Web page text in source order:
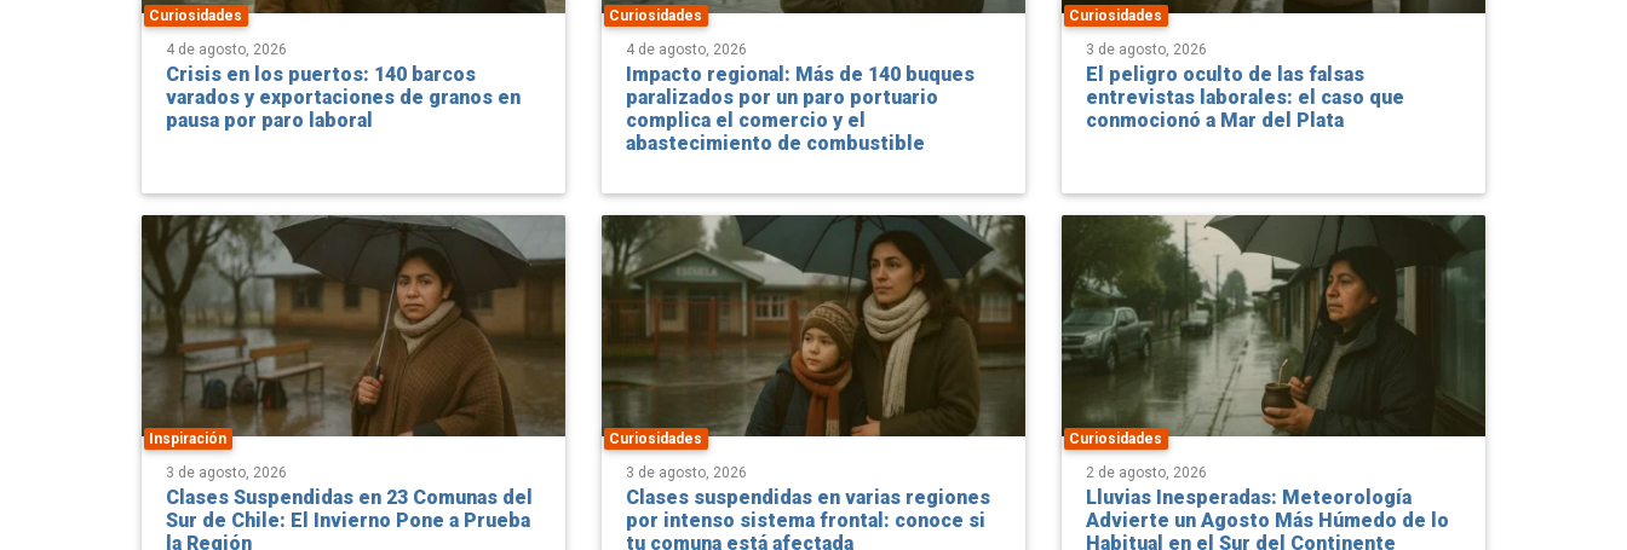
Crisis en los puertos: 140 barcos
varados y exportaciones de granos en
pausa por paro laboral
Impacto regional: Más de 140 buques
paralizados por un paro portuario
complica el comercio y el
abastecimiento de combustible
El peligro oculto de las falsas
entrevistas laborales: el caso que
conmocionó a Mar del Plata
Inspiración
3 de agosto, 2026
Clases Suspendidas en 23 Comunas del
Sur de Chile: El Invierno Pone a Prueba
la Región
Curiosidades
Clases suspendidas en varias regiones
por intenso sistema frontal: conoce si
tu comuna está afectada
Curiosidades
2 de agosto, 2026
Lluvias Inesperadas: Meteorología
Advierte un Agosto Más Húmedo de lo
Habitual en el Sur del Continente